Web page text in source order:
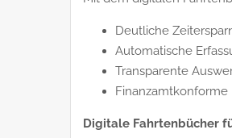
Deutliche
Automatische
Transparente
Digitale Fahrtenbücher